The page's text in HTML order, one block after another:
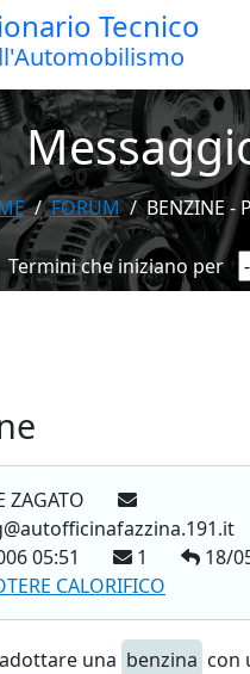
Tecnico
FORUM BENZINE -
Termini che iniziano per
ZAGATO
05:51
1
18/
CALORIFICO
una benzina con